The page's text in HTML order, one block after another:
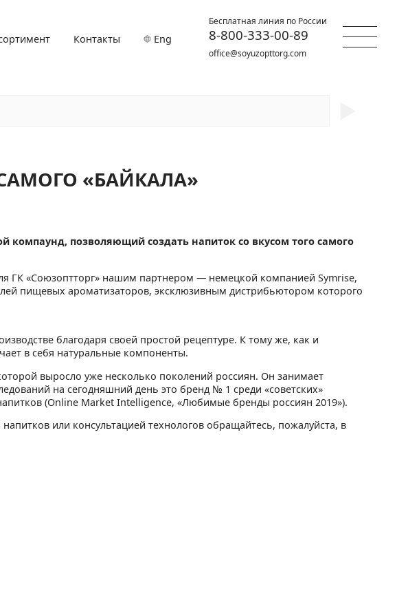
«БАЙКАЛА»
компаунд, позволяющий создать напиток со вкусом того самого
ГК «Союзоптторг» нашим партнером — немецкой компанией Symrise,
пищевых ароматизаторов, эксклюзивным дистрибьютором которого
благодаря своей простой рецептуре. К тому же, как и
в себя натуральные компоненты.
выросло уже несколько поколений россиян. Он занимает
на сегодняшний день это бренд № 1 среди «советских»
(Online Market Intelligence, «Любимые бренды россиян 2019»).
или консультацией технологов обращайтесь, пожалуйста, в
Контакты Eng
Бесплатная линия по России
8-800-333-00-89
office@soyuzopttorg.com